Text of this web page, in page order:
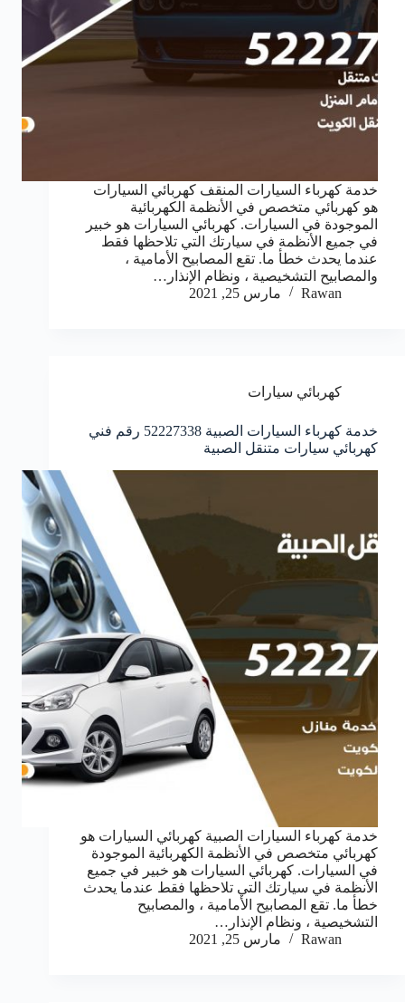
خدمة كهرباء السيارات المنقف كهربائي السيارات
هو كهربائي متخصص في الأنظمة الكهربائية
الموجودة في السيارات. كهربائي السيارات هو خبير
في جميع الأنظمة في سيارتك التي تلاحظها فقط
عندما يحدث خطأ ما. تقع المصابيح الأمامية ،
والمصابيح التشخيصية ، ونظام الإنذار…
Rawan
مارس 25, 2021
كهربائي سيارات
خدمة كهرباء السيارات الصبية 52227338 رقم فني
كهربائي سيارات متنقل الصبية
خدمة كهرباء السيارات الصبية كهربائي السيارات هو
كهربائي متخصص في الأنظمة الكهربائية الموجودة
في السيارات. كهربائي السيارات هو خبير في جميع
الأنظمة في سيارتك التي تلاحظها فقط عندما يحدث
خطأ ما. تقع المصابيح الأمامية ، والمصابيح
التشخيصية ، ونظام الإنذار…
Rawan
مارس 25, 2021